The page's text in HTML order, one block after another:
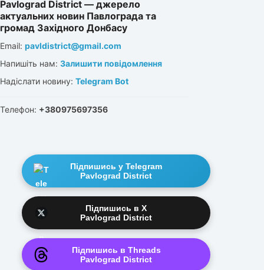
Pavlograd District — джерело
актуальних новин Павлограда та
громад Західного Донбасу
Email: pavldistrict@gmail.com
Напишіть нам: Залишити повідомлення
Надіслати новину: Telegram Bot
Телефон: +380975697356
Підпишись у Telegram
Pavlograd District
Підпишись в X
Pavlograd District
Підпишись в Threads
Pavlograd District